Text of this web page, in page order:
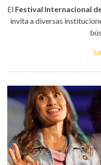
El Festival Internacional
invita a diversas